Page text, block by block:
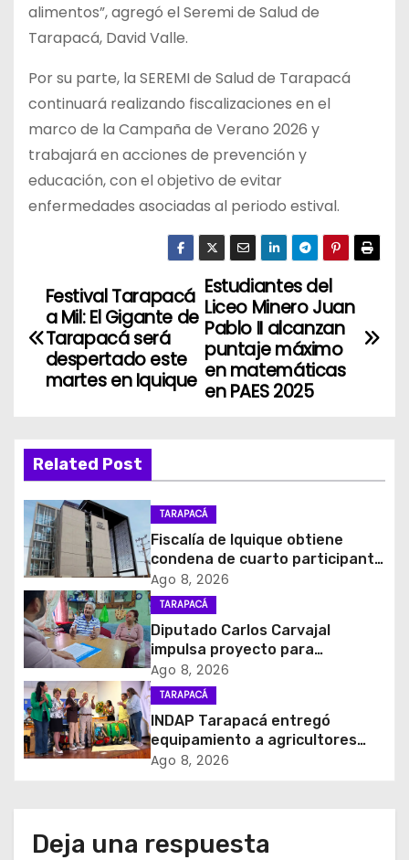
alimentos”, agregó el Seremi de Salud de
Tarapacá, David Valle.
Por su parte, la SEREMI de Salud de Tarapacá
continuará realizando fiscalizaciones en el
marco de la Campaña de Verano 2026 y
trabajará en acciones de prevención y
educación, con el objetivo de evitar
enfermedades asociadas al periodo estival.
N
a
g
a
c
i
ó
n
d
e
e
t
Estudiantes del
Liceo Minero Juan
Pablo II alcanzan
puntaje máximo
en matemáticas
en PAES 2025
Festival Tarapacá
a Mil: El Gigante de
Tarapacá será
despertado este
martes en Iquique
Related Post
TARAPACÁ
Fiscalía de Iquique obtiene
condena de cuarto participante
en violento asalto a
comerciante
Ago 8, 2026
TARAPACÁ
Diputado Carlos Carvajal
impulsa proyecto para
homenajear en vida al campeón
mundial Raúl Choque
Ago 8, 2026
TARAPACÁ
INDAP Tarapacá entregó
equipamiento a agricultores
para prevenir la mosca de la
Ago 8, 2026
Deja una respuesta